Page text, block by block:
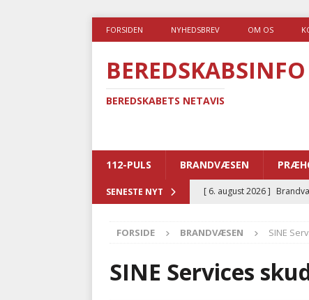
FORSIDEN NYHEDSBREV OM OS
BEREDSKABSINFO
BEREDSKABETS NETAVIS
112-PULS BRANDVÆSEN
SENESTE NYT [ 6. august 2026 ]
[ 5. august 2026 ]
i det offentlige
Ny
FORSIDE BRANDVÆSEN SINE
SINE Services